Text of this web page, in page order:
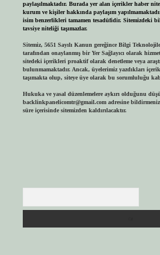
paylaşılmaktadır. Burada yer alan içerikler haber
kurum ve kişiler hakkında paylaşım
isim benzerlikleri tamamen tesadüfidir. Sitemizdeki
tavsiye niteliği taşımazlar.
Sitemiz, 5651 Sayılı Kanun gereğince Bilgi
tarafından onaylanmış bir Yer Sağlayıcı olarak
sitedeki içerikleri proaktif olarak denetleme veya
bulunmamaktadır. Ancak, üyelerimiz yazdıkları
taşımakta olup, siteye üye olarak bu sorumluluğu
Hukuka ve yasal düzenlemelere aykırı olduğunu
backlinkpanelicomtr@gmail.comadresine
süre içerisinde sitemizden kaldırılacaktır.